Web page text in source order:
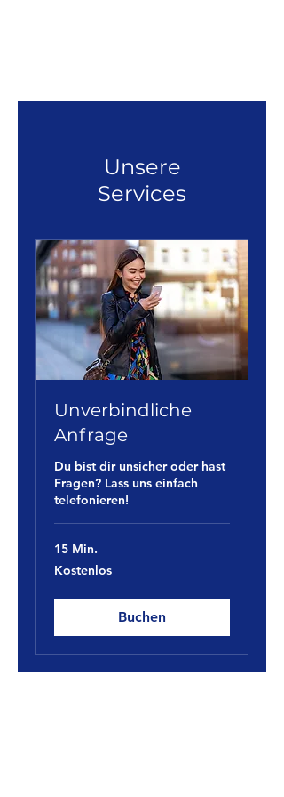
Unsere
Services
Unverbindliche
Anfrage
Du bist dir unsicher oder hast
Fragen? Lass uns einfach
telefonieren!
15 Min.
Kostenlos
Kostenlos
Buchen